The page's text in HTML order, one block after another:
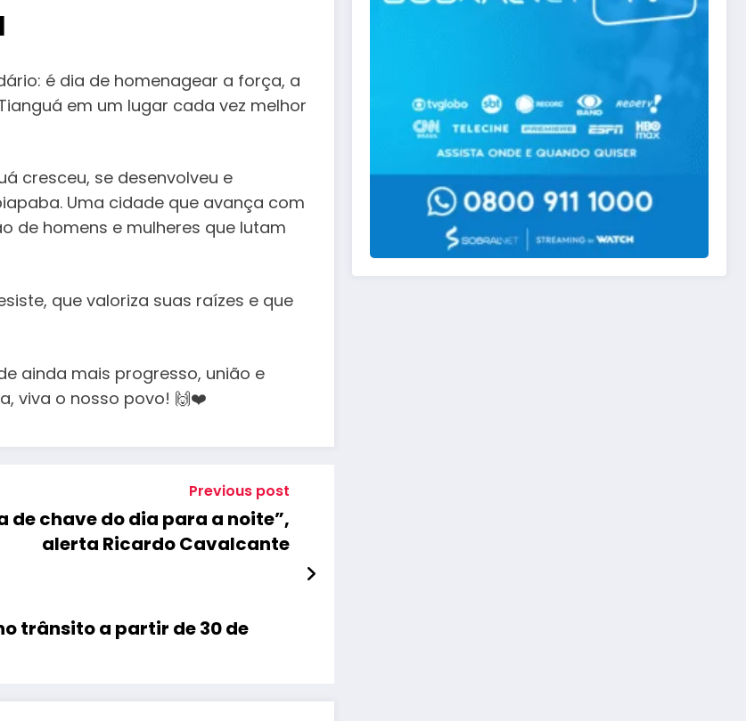
é dia de homenagear a força, a
em um lugar cada vez melhor
cresceu, se desenvolveu e
Uma cidade que avança com
de homens e mulheres que lutam
que valoriza suas raízes e que
ainda mais progresso, união e
viva o nosso povo! 🙌❤️
Previous post
de chave do dia para a noite”,
alerta Ricardo Cavalcante
trânsito a partir de 30 de